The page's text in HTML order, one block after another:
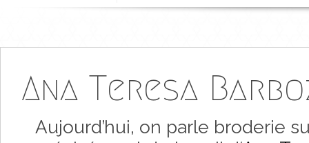
Ana Teresa
Aujourd’hui, on parle broderie